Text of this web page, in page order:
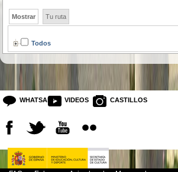
Mostrar Tu ruta
Todos
WHATSAPP VIDEOS CASTILLOS